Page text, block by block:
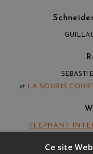
et LA SOURIS
ELEPHANT
Ce site